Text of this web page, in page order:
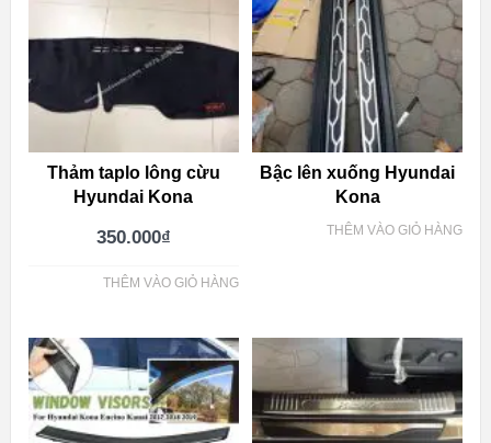
Thảm taplo lông cừu
Hyundai Kona
350.000₫
THÊM VÀO GIỎ HÀNG
Bậc lên xuống Hyundai
Kona
THÊM VÀO GIỎ HÀNG